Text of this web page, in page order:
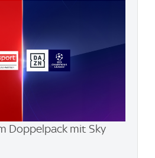
Doppelpack mit Sky